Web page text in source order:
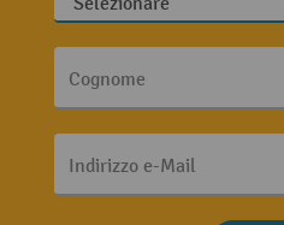
Cognome
Indirizzo e-Mail